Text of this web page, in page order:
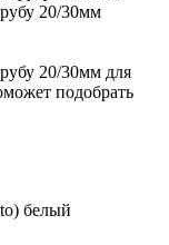
20/30мм
20/30мм для
подобрать
белый